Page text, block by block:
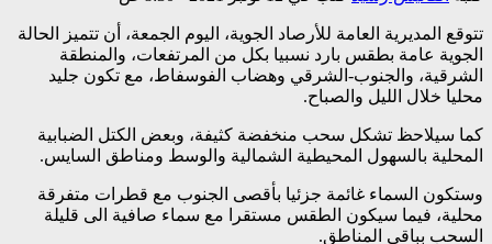
تتوقع المديرية العامة للأرصاد الجوية، اليوم الجمعة، أن تتميز الحالة
الجوية عامة بطقس بارد نسبيا بكل من المرتفعات، والمنطقة
الشرقية، والجنوب-الشرقي وهضاب الفوسفاط، مع تكون جليد
محليا خلال الليل والصباح.
كما سيلاحظ تشكل سحب منخفضة كثيفة، وبعض الكتل الضبابية
المحلية بالسهول المحيطية الشمالية والوسط ومناطق السايس.
وستكون السماء غائمة جزئيا بأقصى الجنوب مع قطرات متفرقة
محلية، فيما سيكون الطقس مستقرا مع سماء صافية الى قليلة
السحب بباقي المناطق.